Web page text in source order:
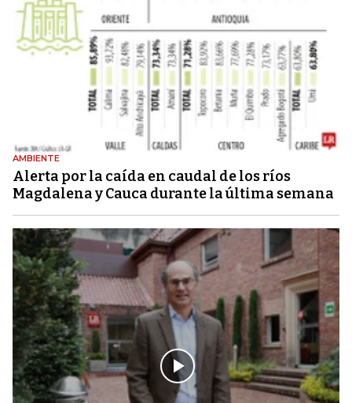
AMBIENTE
Alerta por la caída en caudal de los ríos
Magdalena y Cauca durante la última semana